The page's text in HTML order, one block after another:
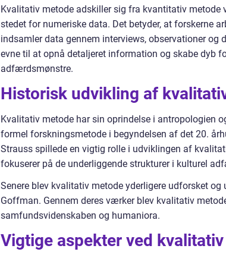
Kvalitativ metode adskiller sig fra kvantitativ
stedet for numeriske data. Det betyder, at forskerne
indsamler data gennem interviews, observationer og
evne til at opnå detaljeret information og skabe dyb
adfærdsmønstre.
Historisk udvikling af
Kvalitativ metode har sin oprindelse i antropologien
formel forskningsmetode i begyndelsen af det 20.
Strauss spillede en vigtig rolle i udviklingen af
fokuserer på de underliggende strukturer i kulturel
Senere blev kvalitativ metode yderligere udforsket
Goffman. Gennem deres værker blev kvalitativ
samfundsvidenskaben og humaniora.
Vigtige aspekter ved